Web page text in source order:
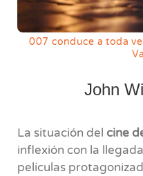
007 conduce a toda
John
La situación del cine
inflexión con la
películas